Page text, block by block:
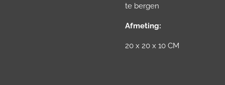
te bergen
Afmeting:
20 x 20 x 10 CM